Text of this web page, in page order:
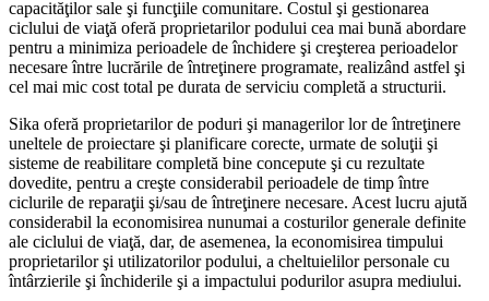
capacităţilor sale şi funcţiile comunitare. Costul şi gestionarea
ciclului de viaţă oferă proprietarilor podului cea mai bună abordare
pentru a minimiza perioadele de închidere şi creşterea perioadelor
necesare între lucrările de întreţinere programate, realizând astfel şi
cel mai mic cost total pe durata de serviciu completă a structurii.
Sika oferă proprietarilor de poduri şi managerilor lor de întreţinere
uneltele de proiectare şi planificare corecte, urmate de soluţii şi
sisteme de reabilitare completă bine concepute şi cu rezultate
dovedite, pentru a creşte considerabil perioadele de timp între
ciclurile de reparaţii şi/sau de întreţinere necesare. Acest lucru ajută
considerabil la economisirea nunumai a costurilor generale definite
ale ciclului de viaţă, dar, de asemenea, la economisirea timpului
proprietarilor şi utilizatorilor podului, a cheltuielilor personale cu
întârzierile şi închiderile şi a impactului podurilor asupra mediului.